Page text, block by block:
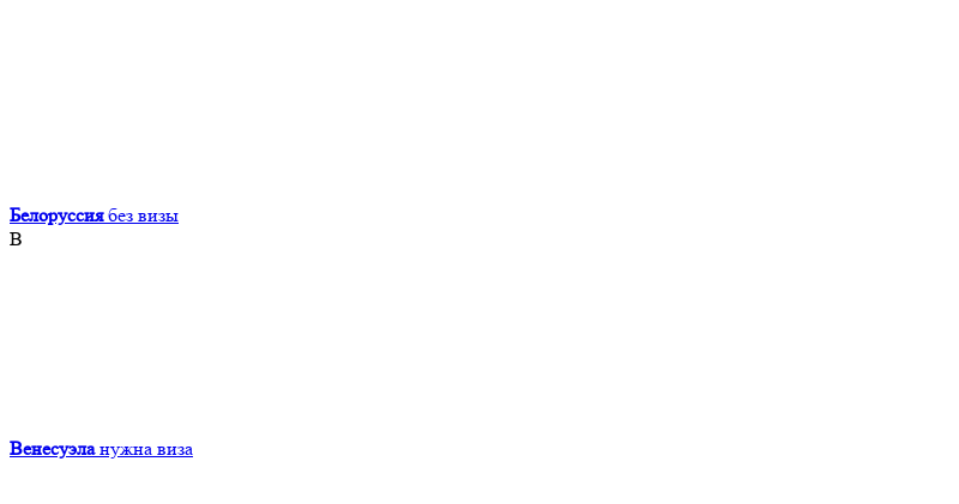
Белоруссия без визы
В
Венесуэла нужна виза